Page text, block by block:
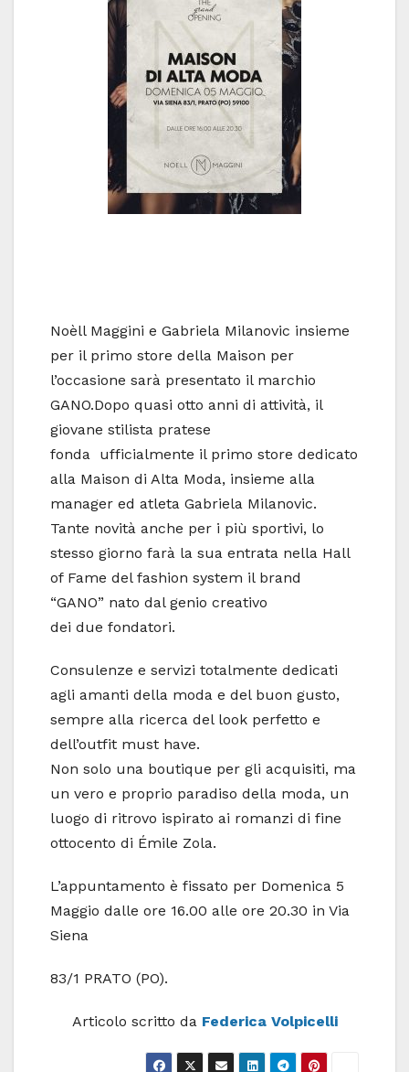
Noèll Maggini e Gabriela Milanovic insieme
per il primo store della Maison per
l’occasione sarà presentato il marchio
GANO.Dopo quasi otto anni di attività, il
giovane stilista pratese
fonda ufficialmente il primo store dedicato
alla Maison di Alta Moda, insieme alla
manager ed atleta Gabriela Milanovic.
Tante novità anche per i più sportivi, lo
stesso giorno farà la sua entrata nella Hall
of Fame del fashion system il brand
“GANO” nato dal genio creativo
dei due fondatori.
Consulenze e servizi totalmente dedicati
agli amanti della moda e del buon gusto,
sempre alla ricerca del look perfetto e
dell’outfit must have.
Non solo una boutique per gli acquisiti, ma
un vero e proprio paradiso della moda, un
luogo di ritrovo ispirato ai romanzi di fine
ottocento di Émile Zola.
L’appuntamento è fissato per Domenica 5
Maggio dalle ore 16.00 alle ore 20.30 in Via
Siena
83/1 PRATO (PO).
Articolo scritto da Federica Volpicelli